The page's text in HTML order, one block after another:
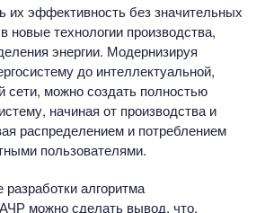
их эффективность без значительных
новые технологии производства,
энергии. Модернизируя
до интеллектуальной,
сети, можно создать полностью
начиная от производства и
распределением и потреблением
пользователями.
алгоритма
можно сделать вывод, что,